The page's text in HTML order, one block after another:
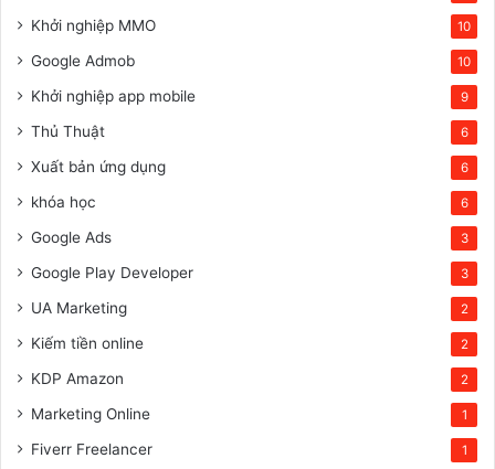
Khởi nghiệp MMO 10
Google Admob 10
Khởi nghiệp app mobile 9
Thủ Thuật 6
Xuất bản ứng dụng 6
khóa học 6
Google Ads 3
Google Play Developer 3
UA Marketing 2
Kiếm tiền online 2
KDP Amazon 2
Marketing Online 1
Fiverr Freelancer 1